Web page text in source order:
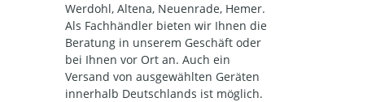
Werdohl, Altena, Neuenrade, Hemer.
Als Fachhändler bieten wir Ihnen die
Beratung in unserem Geschäft oder
bei Ihnen vor Ort an. Auch ein
Versand von ausgewählten Geräten
innerhalb Deutschlands ist möglich.